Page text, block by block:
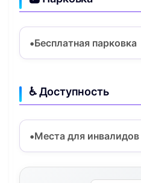
Бесплатная парковка
♿ Доступность
Места для инвалидов